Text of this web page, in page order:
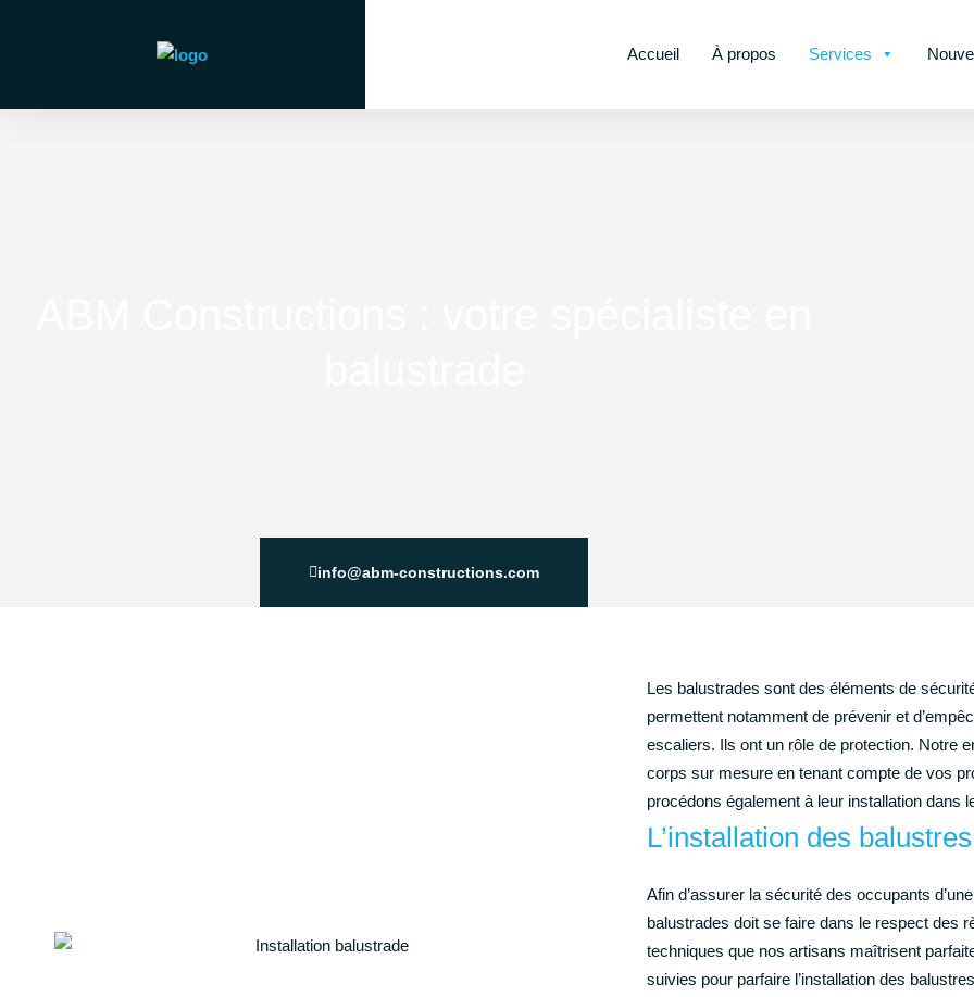
Accueil À propos Services
info@abm-constructions.com
Les balustrades sont des éléments de
permettent notamment de prévenir et
escaliers. Ils ont un rôle de protection. Notre
corps sur mesure en tenant compte de vos
procédons également à leur installation dans
L’installation des balustres
Afin d’assurer la sécurité des occupants
balustrades doit se faire dans le respect des
techniques que nos artisans maîtrisent
suivies pour parfaire l’installation des